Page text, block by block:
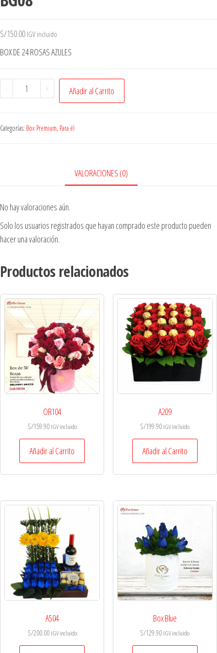
S/150.00 IGV incluido
BOX DE 24 ROSAS AZULES
- + Añadir al Carrito
Categorías: Box Premium, Para él
VALORACIONES (0)
No hay valoraciones aún.
Solo los usuarios registrados que hayan comprado este producto pueden
hacer una valoración.
Productos relacionados
OR104
S/159.90 IGV incluido
Añadir al Carrito
A209
S/199.90 IGV incluido
Añadir al Carrito
A504
S/200.00 IGV incluido
Box Blue
S/129.90 IGV incluido